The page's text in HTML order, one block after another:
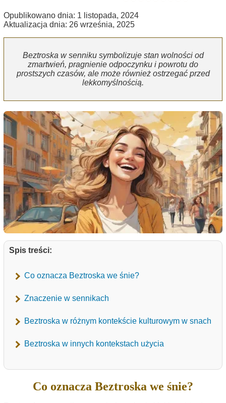
Opublikowano dnia: 1 listopada, 2024
Aktualizacja dnia: 26 września, 2025
Beztroska w senniku symbolizuje stan wolności od
zmartwień, pragnienie odpoczynku i powrotu do
prostszych czasów, ale może również ostrzegać przed
lekkomyślnością.
Spis treści:
Co oznacza Beztroska we śnie?
Znaczenie w sennikach
Beztroska w różnym kontekście kulturowym w snach
Beztroska w innych kontekstach użycia
Co oznacza Beztroska we śnie?